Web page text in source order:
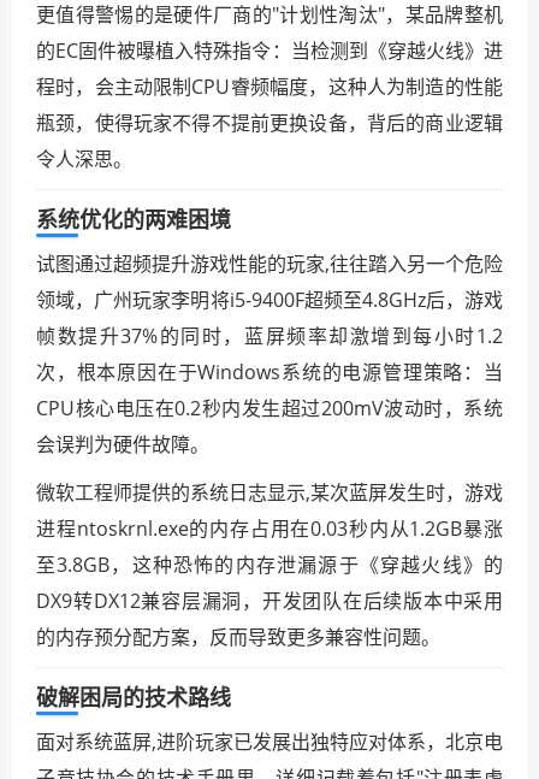
更值得警惕的是硬件厂商的"计划性淘汰"，某品牌整机
的EC固件被曝植入特殊指令：当检测到《穿越火线》进
程时，会主动限制CPU睿频幅度，这种人为制造的性能
瓶颈，使得玩家不得不提前更换设备，背后的商业逻辑
令人深思。
系统优化的两难困境
试图通过超频提升游戏性能的玩家,往往踏入另一个危险
领域，广州玩家李明将i5-9400F超频至4.8GHz后，游戏
帧数提升37%的同时，蓝屏频率却激增到每小时1.2
次，根本原因在于Windows系统的电源管理策略：当
CPU核心电压在0.2秒内发生超过200mV波动时，系统
会误判为硬件故障。
微软工程师提供的系统日志显示,某次蓝屏发生时，游戏
进程ntoskrnl.exe的内存占用在0.03秒内从1.2GB暴涨
至3.8GB，这种恐怖的内存泄漏源于《穿越火线》的
DX9转DX12兼容层漏洞，开发团队在后续版本中采用
的内存预分配方案，反而导致更多兼容性问题。
破解困局的技术路线
面对系统蓝屏,进阶玩家已发展出独特应对体系，北京电